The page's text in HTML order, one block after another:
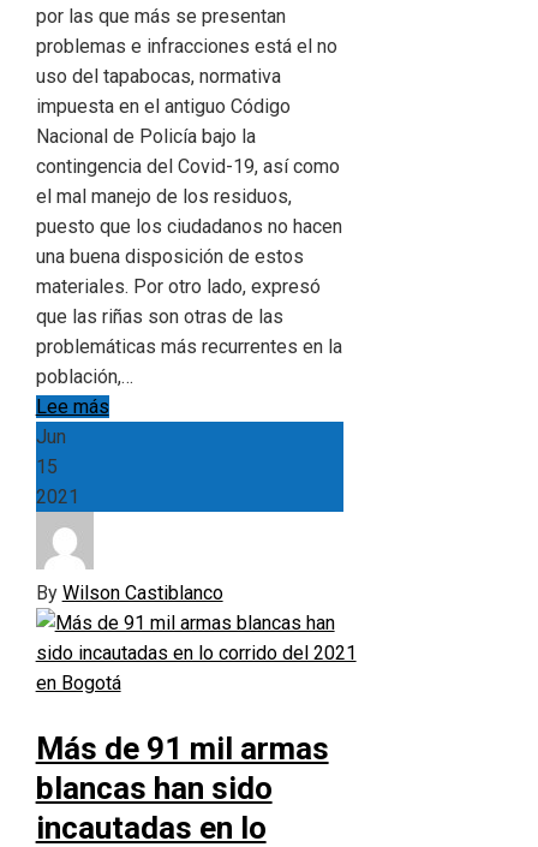
por las que más se presentan
problemas e infracciones está el no
uso del tapabocas, normativa
impuesta en el antiguo Código
Nacional de Policía bajo la
contingencia del Covid-19, así como
el mal manejo de los residuos,
puesto que los ciudadanos no hacen
una buena disposición de estos
materiales. Por otro lado, expresó
que las riñas son otras de las
problemáticas más recurrentes en la
población,…
Lee más
Jun
15
2021
By Wilson Castiblanco
Más de 91 mil armas
blancas han sido
incautadas en lo